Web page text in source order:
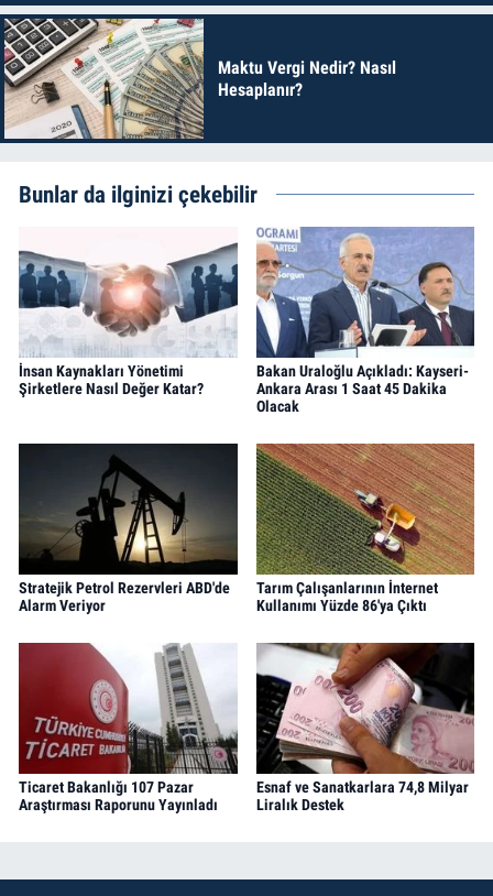
Maktu Vergi Nedir? Nasıl
Hesaplanır?
Bunlar da ilginizi çekebilir
İnsan Kaynakları Yönetimi
Şirketlere Nasıl Değer Katar?
Bakan Uraloğlu Açıkladı: Kayseri-
Ankara Arası 1 Saat 45 Dakika
Olacak
Stratejik Petrol Rezervleri ABD'de
Alarm Veriyor
Tarım Çalışanlarının İnternet
Kullanımı Yüzde 86'ya Çıktı
Ticaret Bakanlığı 107 Pazar
Araştırması Raporunu Yayınladı
Esnaf ve Sanatkarlara 74,8 Milyar
Liralık Destek